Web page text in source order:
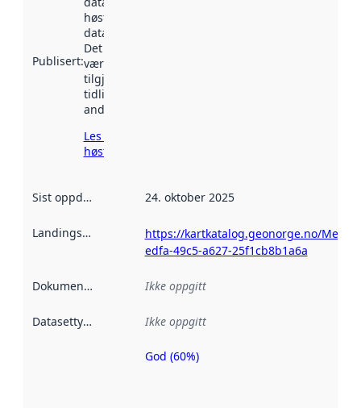
Publisert:
høstet av
data.norge.no.
Det kan ha
vært
tilgjengelig
tidligere
andre steder.
Les mer om
høsting her
Sist oppdatert 24. oktober 2025
Landingsside
https://kartkatalog.geonorge.no/
edfa-49c5-a627-25f1cb8b1a6a
Dokumentasjon Ikke oppgitt
Datasettype Ikke oppgitt
Metadatakvalitet
God (60%)